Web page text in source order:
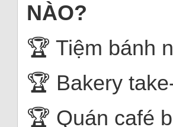
NÀO?
🏆 Tiệm bánh
🏆 Bakery
🏆 Quán café